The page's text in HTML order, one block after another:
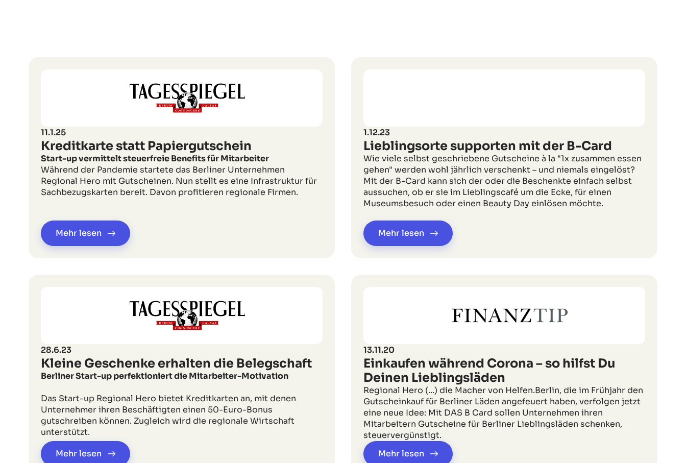
11.1.25
Kreditkarte statt Papiergutschein
Start-up vermittelt steuerfreie Benefits für Mitarbeiter
Während der Pandemie startete das Berliner Unternehmen
Regional Hero mit Gutscheinen. Nun stellt es eine Infrastruktur für
Sachbezugskarten bereit. Davon profitieren regionale Firmen.
Mehr lesen
1.12.23
Lieblingsorte supporten mit der B-Card
Wie viele selbst geschriebene Gutscheine à la "1x zusammen essen
gehen" werden wohl jährlich verschenkt – und niemals eingelöst?
Mit der B-Card kann sich der oder die Beschenkte einfach selbst
aussuchen, ob er sie im Lieblingscafé um die Ecke, für einen
Museumsbesuch oder einen Beauty Day einlösen möchte.
Mehr lesen
28.6.23
Kleine Geschenke erhalten die Belegschaft
Berliner Start-up perfektioniert die Mitarbeiter-Motivation
Das Start-up Regional Hero bietet Kreditkarten an, mit denen
Unternehmer ihren Beschäftigten einen 50-Euro-Bonus
gutschreiben können. Zugleich wird die regionale Wirtschaft
unterstützt.
Mehr lesen
13.11.20
Einkaufen während Corona – so hilfst Du
Deinen Lieblingsläden
Regional Hero (...) die Macher von Helfen.Berlin, die im Frühjahr den
Gutscheinkauf für Berliner Läden angefeuert haben, verfolgen jetzt
eine neue Idee: Mit DAS B Card sollen Unternehmen ihren
Mitarbeitern Gutscheine für Berliner Lieblingsläden schenken,
steuervergünstigt.
Mehr lesen